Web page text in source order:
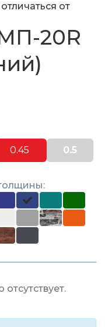
от
20R
0.45 0.5